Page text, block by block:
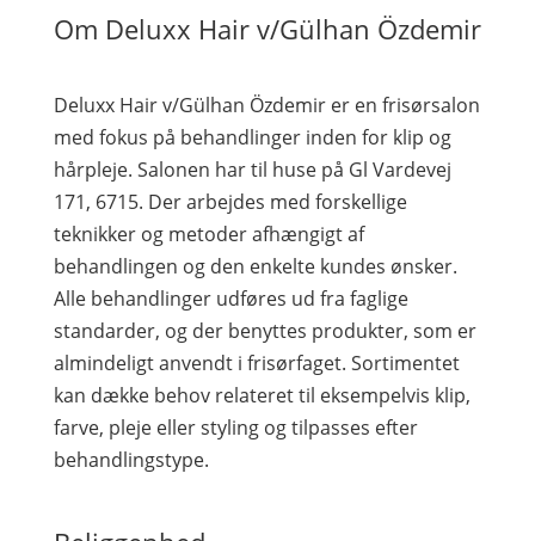
Om Deluxx Hair v/Gülhan Özdemir
Deluxx Hair v/Gülhan Özdemir er en frisørsalon
med fokus på behandlinger inden for klip og
hårpleje. Salonen har til huse på Gl Vardevej
171, 6715. Der arbejdes med forskellige
teknikker og metoder afhængigt af
behandlingen og den enkelte kundes ønsker.
Alle behandlinger udføres ud fra faglige
standarder, og der benyttes produkter, som er
almindeligt anvendt i frisørfaget. Sortimentet
kan dække behov relateret til eksempelvis klip,
farve, pleje eller styling og tilpasses efter
behandlingstype.